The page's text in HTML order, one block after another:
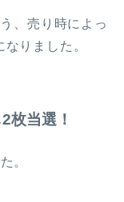
、売り時によっ
りました。
枚当選！
。